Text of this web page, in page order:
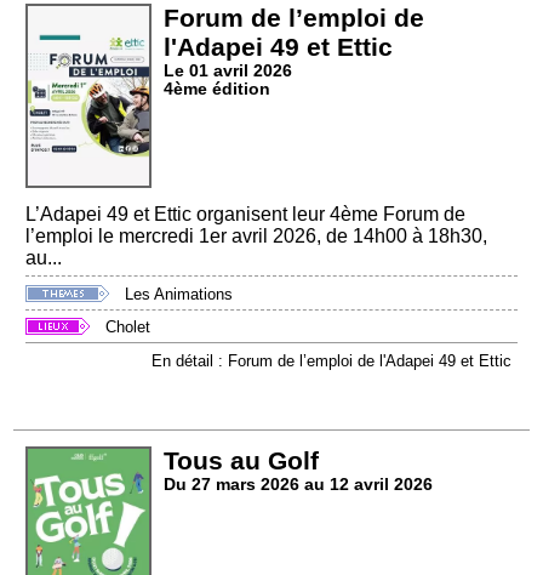
Forum de l’emploi de
l'Adapei 49 et Ettic
Le 01 avril 2026
4ème édition
L’Adapei 49 et Ettic organisent leur 4ème Forum de
l’emploi le mercredi 1er avril 2026, de 14h00 à 18h30,
au...
Les Animations
Cholet
En détail : Forum de l’emploi de l'Adapei 49 et Ettic
Tous au Golf
Du 27 mars 2026 au 12 avril 2026